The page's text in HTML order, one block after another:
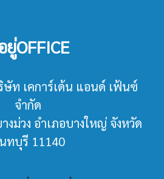
ยู่OFFICE
ท เคการ์เด้น แอนด์ เฟ้นซ์
จำกัด
ม่วง อำเภอบางใหญ่ จังหวัด
ทบุรี 11140